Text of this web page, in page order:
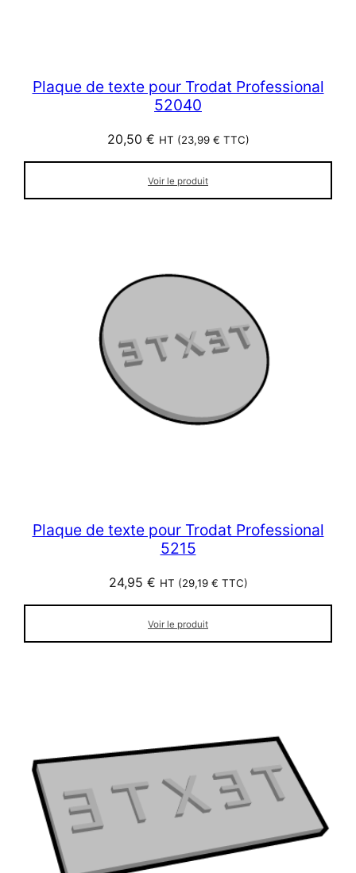
Plaque de texte pour Trodat Professional
52040
20,50 € HT (23,99 € TTC)
Voir le produit
Plaque de texte pour Trodat Professional
5215
24,95 € HT (29,19 € TTC)
Voir le produit